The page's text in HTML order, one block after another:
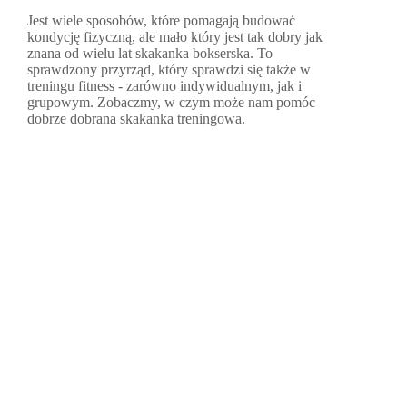
Jest wiele sposobów, które pomagają budować
kondycję fizyczną, ale mało który jest tak dobry jak
znana od wielu lat skakanka bokserska. To
sprawdzony przyrząd, który sprawdzi się także w
treningu fitness - zarówno indywidualnym, jak i
grupowym. Zobaczmy, w czym może nam pomóc
dobrze dobrana skakanka treningowa.